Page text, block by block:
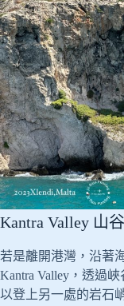
Kantra Valley 山谷
若是離開港灣，沿著
Kantra Valley，透過
以登上另一處的岩石